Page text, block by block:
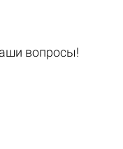
вопросы!